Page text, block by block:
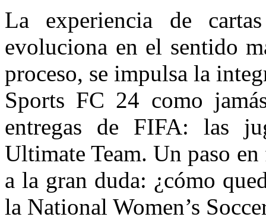
La experiencia de
evoluciona en el sentido
proceso, se impulsa la
Sports FC 24 como
entregas de FIFA: las
Ultimate Team. Un paso
a la gran duda: ¿cómo
la National Women’s